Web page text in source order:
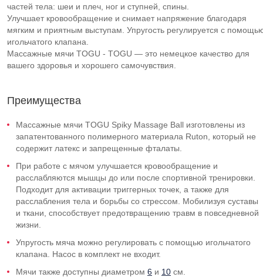
частей тела: шеи и плеч, ног и ступней, спины.
Улучшает кровообращение и снимает напряжение благодаря
мягким и приятным выступам. Упругость регулируется с
игольчатого клапана.
Массажные мячи TOGU - TOGU — это немецкое качество для
вашего здоровья и хорошего самочувствия.
Преимущества
Массажные мячи TOGU Spiky Massage Ball изготовлены из
запатентованного полимерного материала Ruton, который не
содержит латекс и запрещенные фталаты.
При работе с мячом улучшается кровообращение и
расслабляются мышцы до или после спортивной тренировки.
Подходит для активации триггерных точек, а также для
расслабления тела и борьбы со стрессом. Мобилизуя суставы
и ткани, способствует предотвращению травм в повседневной
жизни.
Упругость мяча можно регулировать с помощью игольчатого
клапана. Насос в комплект не входит.
Мячи также доступны диаметром 6 и 10 см.